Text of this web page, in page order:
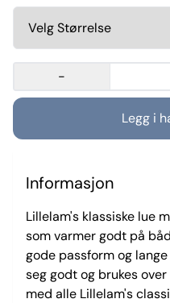
-
Informasjon
Lillelam's klassiske lue
som varmer godt på
gode passform og
seg godt og brukes
med alle Lillelam's